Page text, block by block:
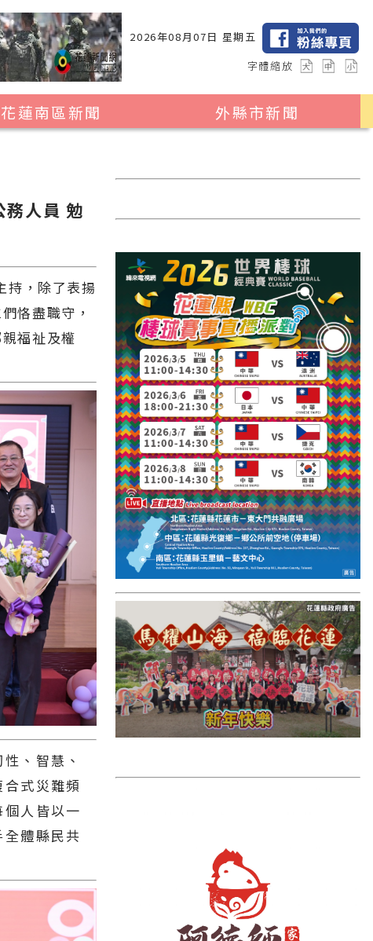
2026年08月07日 星期五
字體縮放
花蓮南區新聞
卓溪鄉
外縣市新聞
2024暑期夏令營專區
台中市
彰化縣
高雄市
國外報導
台東縣
關山鎮
苗栗縣
其他地區
新竹市
和平鄉
台南市
澎湖縣
香港
台東市
雲林縣
長濱鄉
台東市
彰化縣
務人員 勉
持，除了表揚
恪盡職守，
福祉及權
、智慧、
式災難頻
人皆以一
體縣民共